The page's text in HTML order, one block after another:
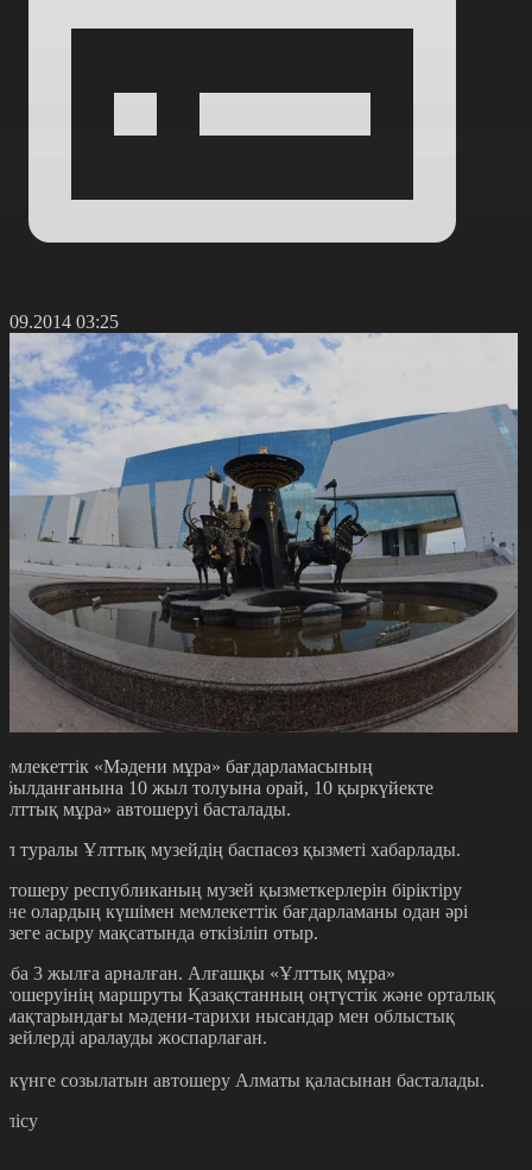
03:25
«Мәдени мұра» бағдарламасының
10 жыл толуына орай, 10 қыркүйекте
мұра» автошеруі басталады.
туралы Ұлттық музейдің баспасөз қызметі хабарлады.
республиканың музей қызметкерлерін біріктіру
олардың күшімен мемлекеттік бағдарламаны одан әрі
асыру мақсатында өткізіліп отыр.
3 жылға арналған. Алғашқы «Ұлттық мұра»
маршруты Қазақстанның оңтүстік және орталық
мәдени-тарихи нысандар мен облыстық
аралауды жоспарлаған.
күнге созылатын автошеру Алматы қаласынан басталады.